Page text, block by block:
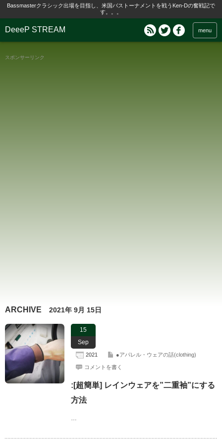
Bassmasterクラシック出場を目指し、米国バストーナメントを戦うKen-Dの奮戦記で
す。。。
DeeeP STREAM menu
スポンサーリンク
ARCHIVE 2021年 9月 15日
15
Sep
2021 ●アパレル・ウェアの話(clothing)
コメントを書く
:[超簡単] レインウェアを”二重袖”にする
方法
…